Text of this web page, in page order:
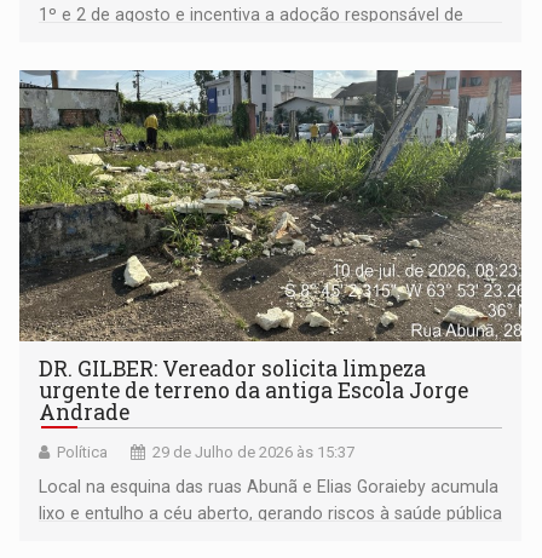
1º e 2 de agosto e incentiva a adoção responsável de
DR. GILBER: Vereador solicita limpeza
urgente de terreno da antiga Escola Jorge
Andrade
Política 29 de Julho de 2026 às 15:37
Local na esquina das ruas Abunã e Elias Goraieby acumula
lixo e entulho a céu aberto, gerando riscos à saúde pública